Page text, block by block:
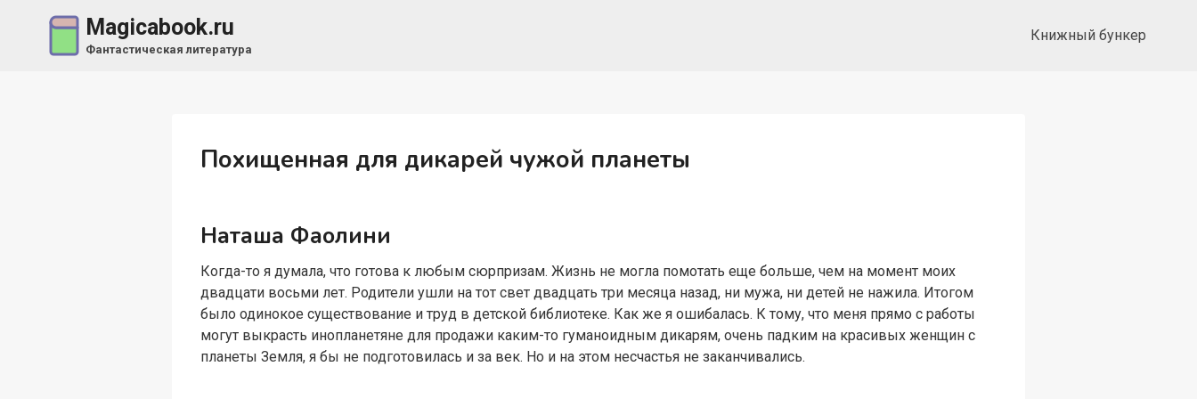
содержимому
Magicabook.ru
Фантастическая литература
Книжный бункер
Похищенная для дикарей чужой планеты
Наташа Фаолини
Когда-то я думала, что готова к любым сюрпризам. Жизнь не могла помотать еще больше, чем на момент моих
двадцати восьми лет. Родители ушли на тот свет двадцать три месяца назад, ни мужа, ни детей не нажила. Итогом
было одинокое существование и труд в детской библиотеке. Как же я ошибалась. К тому, что меня прямо с работы
могут выкрасть инопланетяне для продажи каким-то гуманоидным дикарям, очень падким на красивых женщин с
планеты Земля, я бы не подготовилась и за век. Но и на этом несчастья не заканчивались.